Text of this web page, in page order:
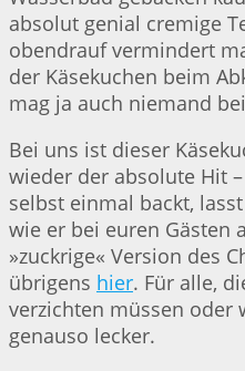
absolut genial cremige
obendrauf vermindert
der Käsekuchen beim
mag ja auch niemand
Bei uns ist dieser
wieder der absolute Hit
selbst einmal backt,
wie er bei euren Gästen
»zuckrige« Version des
übrigens hier. Für alle,
verzichten müssen oder
genauso lecker.